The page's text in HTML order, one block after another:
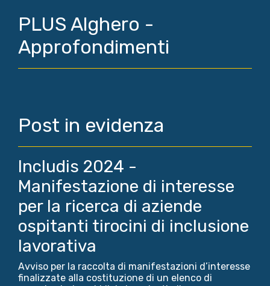
PLUS Alghero -
Approfondimenti
Post in evidenza
Includis 2024 -
Manifestazione di interesse
per la ricerca di aziende
ospitanti tirocini di inclusione
lavorativa
Avviso per la raccolta di manifestazioni d’interesse
finalizzate alla costituzione di un elenco di